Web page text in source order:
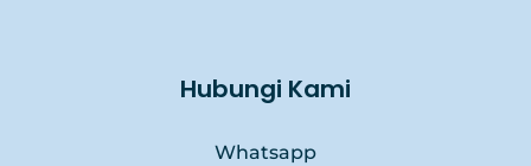
Hubungi Kami
Whatsapp